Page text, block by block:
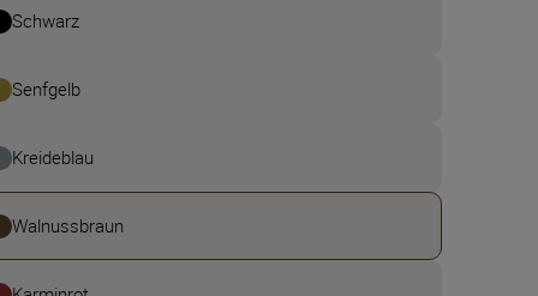
Schwarz
Senfgelb
Kreideblau
Walnussbraun